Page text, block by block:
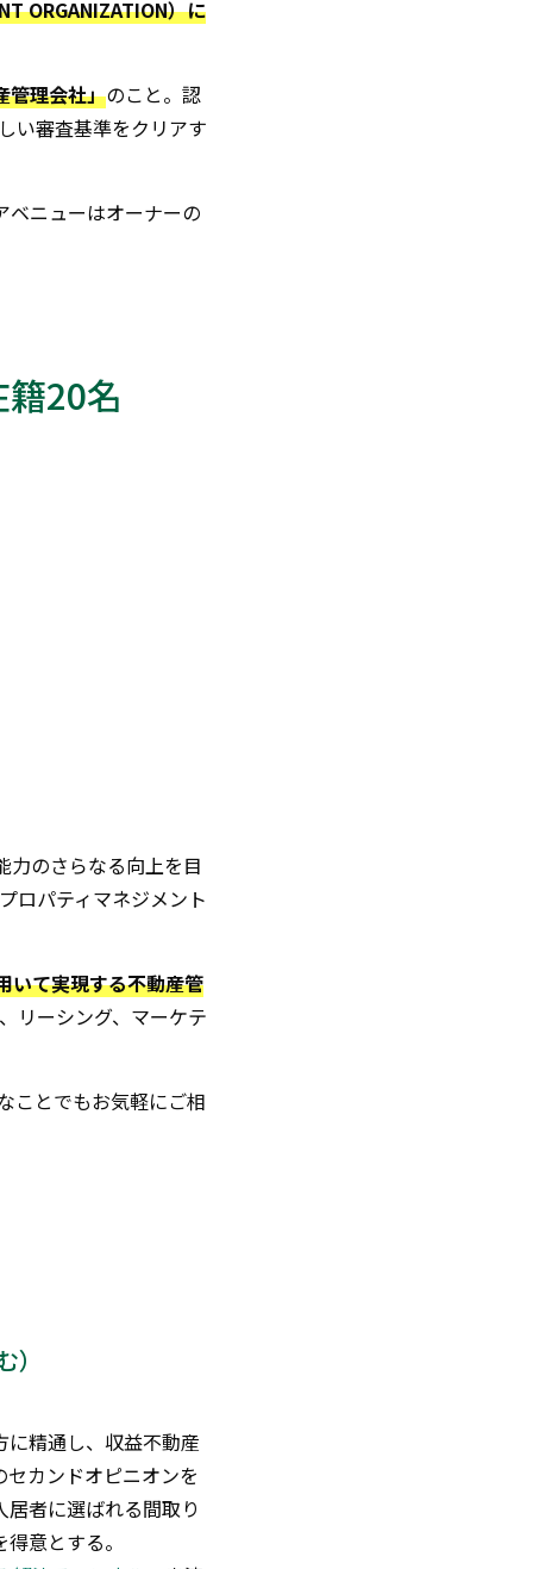
ORGANIZATION）に
管理会社」のこと。認
い審査基準をクリアす
ベニューはオーナーの
20名
力のさらなる向上を目
ロパティマネジメント
いて実現する不動産管
リーシング、マーケテ
ことでもお気軽にご相
精通し、収益不動産
カンドオピニオンを
者に選ばれる間取り
意とする。